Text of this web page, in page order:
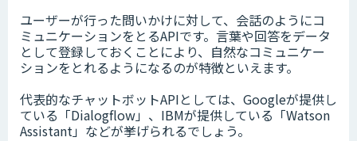
ユーザーが行った問いかけに対して、会話のようにコ
ミュニケーションをとるAPIです。言葉や回答をデータ
として登録しておくことにより、自然なコミュニケー
ションをとれるようになるのが特徴といえます。
代表的なチャットボットAPIとしては、Googleが提供し
ている「Dialogflow」、IBMが提供している「Watson
Assistant」などが挙げられるでしょう。